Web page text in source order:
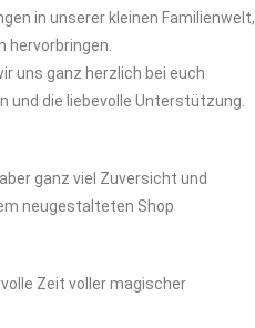
in unserer kleinen Familienwelt,
hervorbringen.
uns ganz herzlich bei euch
und die liebevolle Unterstützung.
ganz viel Zuversicht und
neugestalteten Shop
Zeit voller magischer